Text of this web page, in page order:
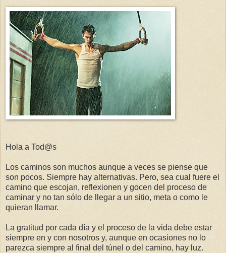
Hola a Tod@s
Los caminos son muchos aunque a veces se piense que
son pocos. Siempre hay alternativas. Pero, sea cual fuere el
camino que escojan, reflexionen y gocen del proceso de
caminar y no tan sólo de llegar a un sitio, meta o como le
quieran llamar.
La gratitud por cada día y el proceso de la vida debe estar
siempre en y con nosotros y, aunque en ocasiones no lo
parezca siempre al final del túnel o del camino, hay luz.